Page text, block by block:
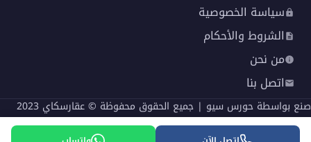
سياسة الخصوصية
الشروط والأحكام
من نحن
اتصل بنا
صنع بواسطة حورس سيو | جميع الحقوق محفوظة © عقارسكاي 2023